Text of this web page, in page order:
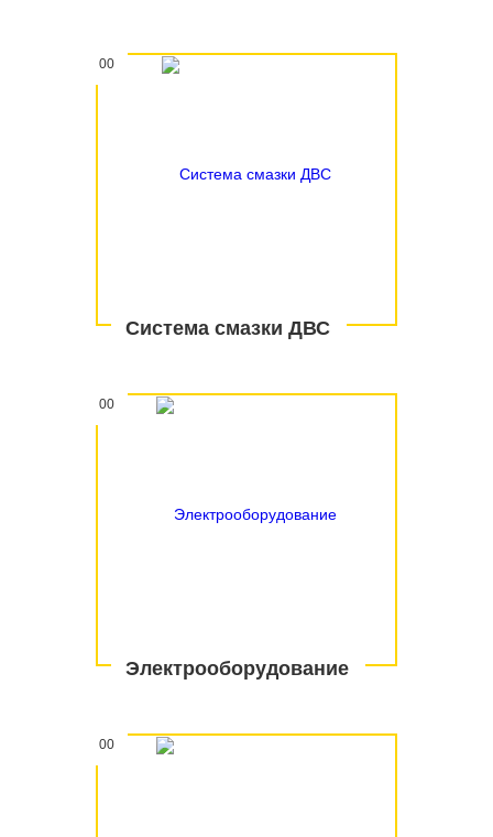
00
Система смазки ДВС
00
Электрооборудование
00